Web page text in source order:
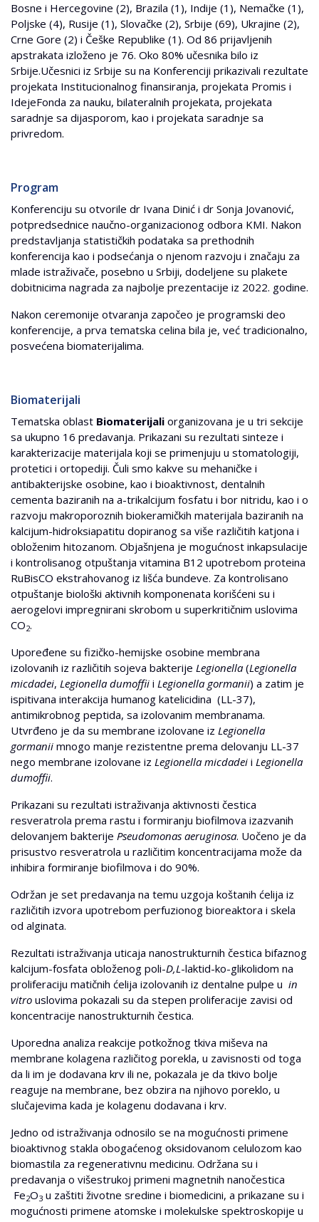
Bosne i Hercegovine (2), Brazila (1), Indije (1), Nemačke (1),
Poljske (4), Rusije (1), Slovačke (2), Srbije (69), Ukrajine (2),
Crne Gore (2) i Češke Republike (1). Od 86 prijavljenih
apstrakata izloženo je 76. Oko 80% učesnika bilo iz
Srbije.Učesnici iz Srbije su na Konferenciji prikazivali rezultate
projekata Institucionalnog finansiranja, projekata Promis i
IdejeFonda za nauku, bilateralnih projekata, projekata
saradnje sa dijasporom, kao i projekata saradnje sa
privredom.
Program
Konferenciju su otvorile dr Ivana Dinić i dr Sonja Jovanović,
potpredsednice naučno-organizacionog odbora KMI. Nakon
predstavljanja statističkih podataka sa prethodnih
konferencija kao i podsećanja o njenom razvoju i značaju za
mlade istraživače, posebno u Srbiji, dodeljene su plakete
dobitnicima nagrada za najbolje prezentacije iz 2022. godine.
Nakon ceremonije otvaranja započeo je programski deo
konferencije, a prva tematska celina bila je, već tradicionalno,
posvećena biomaterijalima.
Biomaterijali
Tematska oblast Biomaterijali organizovana je u tri sekcije
sa ukupno 16 predavanja. Prikazani su rezultati sinteze i
karakterizacije materijala koji se primenjuju u stomatologiji,
protetici i ortopediji. Čuli smo kakve su mehaničke i
antibakterijske osobine, kao i bioaktivnost, dentalnih
cementa baziranih na a-trikalcijum fosfatu i bor nitridu, kao i o
razvoju makroporoznih biokeramičkih materijala baziranih na
kalcijum-hidroksiapatitu dopiranog sa više različitih katjona i
obloženim hitozanom. Objašnjena je mogućnost inkapsulacije
i kontrolisanog otpuštanja vitamina B12 upotrebom proteina
RuBisCO ekstrahovanog iz lišća bundeve. Za kontrolisano
otpuštanje biološki aktivnih komponenata korišćeni su i
aerogelovi impregnirani skrobom u superkritičnim uslovima
CO2.
Upoređene su fizičko-hemijske osobine membrana
izolovanih iz različitih sojeva bakterije Legionella (Legionella
micdadei, Legionella dumoffii i Legionella gormanii) a zatim je
ispitivana interakcija humanog katelicidina (LL-37),
antimikrobnog peptida, sa izolovanim membranama.
Utvrđeno je da su membrane izolovane iz Legionella
gormanii mnogo manje rezistentne prema delovanju LL-37
nego membrane izolovane iz Legionella micdadei i Legionella
dumoffii.
Prikazani su rezultati istraživanja aktivnosti čestica
resveratrola prema rastu i formiranju biofilmova izazvanih
delovanjem bakterije Pseudomonas aeruginosa. Uočeno je da
prisustvo resveratrola u različitim koncentracijama može da
inhibira formiranje biofilmova i do 90%.
Održan je set predavanja na temu uzgoja koštanih ćelija iz
različitih izvora upotrebom perfuzionog bioreaktora i skela
od alginata.
Rezultati istraživanja uticaja nanostrukturnih čestica bifaznog
kalcijum-fosfata obloženog poli-D,L-laktid-ko-glikolidom na
proliferaciju matičnih ćelija izolovanih iz dentalne pulpe u in
vitro uslovima pokazali su da stepen proliferacije zavisi od
koncentracije nanostrukturnih čestica.
Uporedna analiza reakcije potkožnog tkiva miševa na
membrane kolagena različitog porekla, u zavisnosti od toga
da li im je dodavana krv ili ne, pokazala je da tkivo bolje
reaguje na membrane, bez obzira na njihovo poreklo, u
slučajevima kada je kolagenu dodavana i krv.
Jedno od istraživanja odnosilo se na mogućnosti primene
bioaktivnog stakla obogaćenog oksidovanom celulozom kao
biomastila za regenerativnu medicinu. Održana su i
predavanja o višestrukoj primeni magnetnih nanočestica
Fe2O3 u zaštiti životne sredine i biomedicini, a prikazane su i
mogućnosti primene atomske i molekulske spektroskopije u